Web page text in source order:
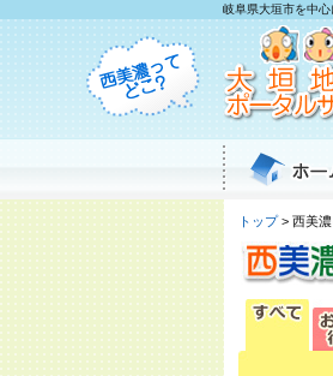
岐阜県大垣市を中
トップ> 西美濃